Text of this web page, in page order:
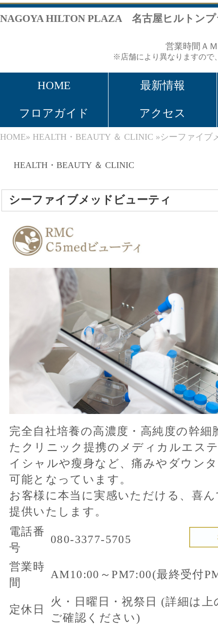
NAGOYA HILTON PLAZA 名古屋ヒルトンプラザ
最新情報 ショップリス
フロアガイド ヒルトンホテ
HEALTH・BEAUTY ＆ CLINIC
シーファイブメッドビューティ
完全自社培養の高濃度・高純度の幹細胞培養上清液を
たクリニック提携のメディカルエステサロンです。フ
イシャルや瘦身など、痛みやダウンタイムのない施術
可能となっています。
お客様に本当に実感いただける、喜んでいただける施
提供いたします。
電話番
号
080-3377-5705
間
AM10:00～PM7:00(最終受付PM6:00)
定休日
火・日曜日・祝祭日 (詳細は上のホームページ
ご確認ください)
再生医療 × エステ
ダウンタイムのない
エイジングケアをご提供いたします。